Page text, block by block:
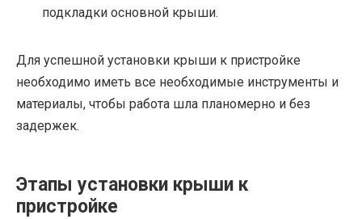
подкладки основной крыши.
Для успешной установки крыши к пристройке
необходимо иметь все необходимые инструменты и
материалы, чтобы работа шла планомерно и без
задержек.
Этапы установки крыши к
пристройке